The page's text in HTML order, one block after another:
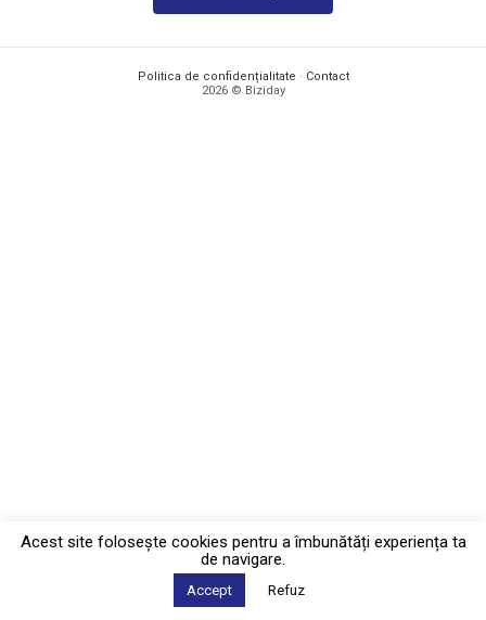
Politica de confidențialitate · Contact
2026 © Biziday
Acest site foloseşte cookies pentru a îmbunătăți experiența ta
de navigare.
Accept Refuz